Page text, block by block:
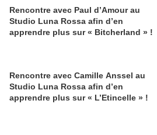
Rencontre avec Paul d’Amour au
Studio Luna Rossa afin d’en
apprendre plus sur « Bitcherland » !
Rencontre avec Camille Anssel au
Studio Luna Rossa afin d’en
apprendre plus sur « L’Etincelle » !